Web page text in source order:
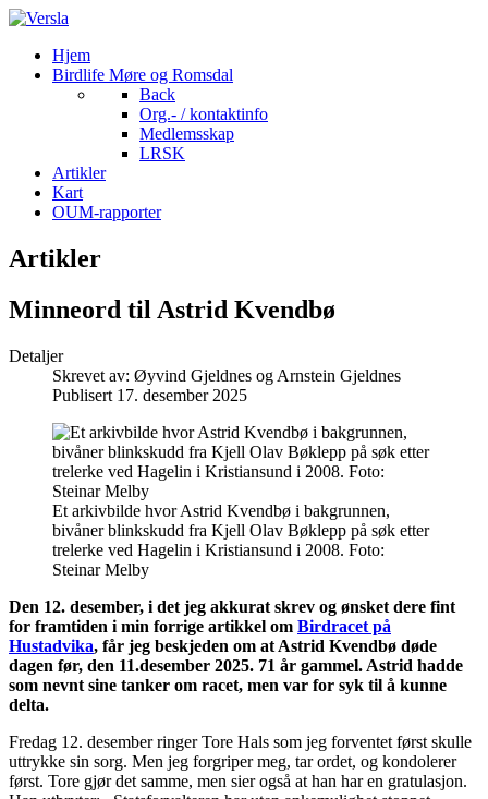
Hjem
Birdlife Møre og Romsdal
Back
Org.- / kontaktinfo
Medlemsskap
LRSK
Artikler
Kart
OUM-rapporter
Artikler
Minneord til Astrid Kvendbø
Detaljer
Skrevet av: Øyvind Gjeldnes og Arnstein Gjeldnes
Publisert 17. desember 2025
Et arkivbilde hvor Astrid Kvendbø i bakgrunnen,
bivåner blinkskudd fra Kjell Olav Bøklepp på søk etter
trelerke ved Hagelin i Kristiansund i 2008. Foto:
Steinar Melby
Den 12. desember, i det jeg akkurat skrev og ønsket dere fint
for framtiden i min forrige artikkel om Birdracet på
Hustadvika, får jeg beskjeden om at Astrid Kvendbø døde
dagen før, den 11.desember 2025. 71 år gammel. Astrid hadde
som nevnt sine tanker om racet, men var for syk til å kunne
delta.
Fredag 12. desember ringer Tore Hals som jeg forventet først skulle
uttrykke sin sorg. Men jeg forgriper meg, tar ordet, og kondolerer
først. Tore gjør det samme, men sier også at han har en gratulasjon.